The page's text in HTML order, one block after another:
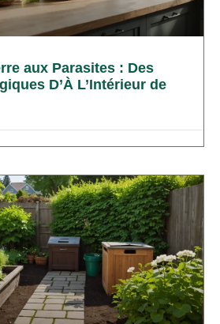
aux Parasites : Des
D’À L’Intérieur de